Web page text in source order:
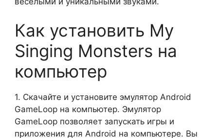
Как установить My
Singing Monsters на
компьютер
1. Скачайте и установите эмулятор Android
GameLoop на компьютер. Эмулятор
GameLoop позволяет запускать игры и
приложения для Android на компьютере. Вы